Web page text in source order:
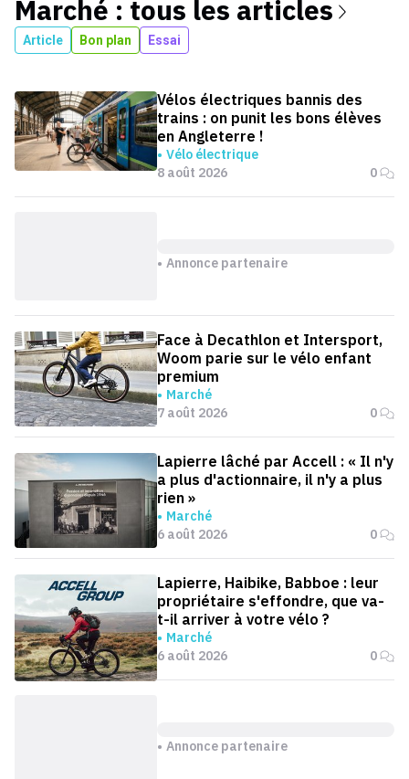
Marché : tous les articles
Article Bon plan Essai
Vélos électriques bannis des
trains : on punit les bons élèves
en Angleterre !
Vélo électrique
8 août 2026
0
Annonce partenaire
Face à Decathlon et Intersport,
Woom parie sur le vélo enfant
premium
Marché
7 août 2026
0
Lapierre lâché par Accell : « Il n'y
a plus d'actionnaire, il n'y a plus
rien »
Marché
6 août 2026
0
Lapierre, Haibike, Babboe : leur
propriétaire s'effondre, que va-
t-il arriver à votre vélo ?
Marché
6 août 2026
0
Annonce partenaire